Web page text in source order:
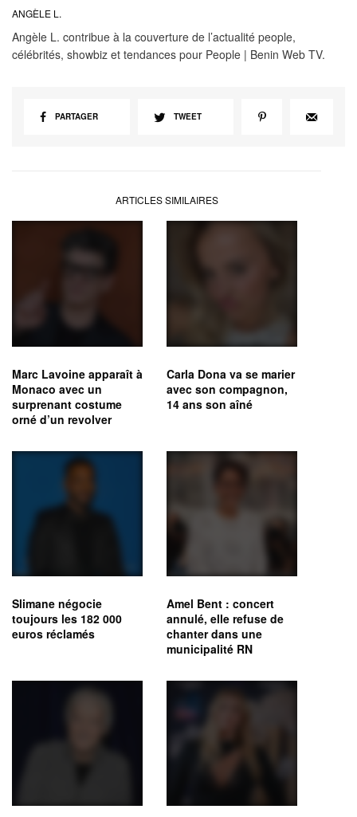
ANGÈLE L.
Angèle L. contribue à la couverture de l’actualité people,
célébrités, showbiz et tendances pour People | Benin Web TV.
PARTAGER TWEET
ARTICLES SIMILAIRES
Marc Lavoine apparaît à
Monaco avec un
surprenant costume
orné d’un revolver
Carla Dona va se marier
avec son compagnon,
14 ans son aîné
Slimane négocie
toujours les 182 000
euros réclamés
Amel Bent : concert
annulé, elle refuse de
chanter dans une
municipalité RN